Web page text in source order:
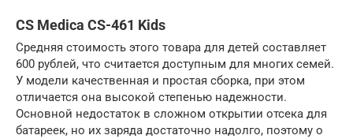
CS Medica CS-461 Kids
Средняя стоимость этого товара для детей составляет
600 рублей, что считается доступным для многих семей.
У модели качественная и простая сборка, при этом
отличается она высокой степенью надежности.
Основной недостаток в сложном открытии отсека для
батареек, но их заряда достаточно надолго, поэтому о